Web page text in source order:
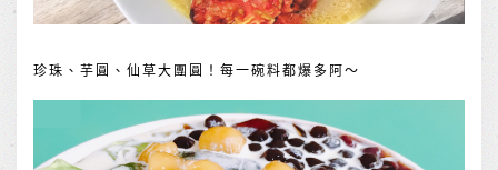
珍珠、芋圓、仙草大團圓！每一碗料都爆多阿～